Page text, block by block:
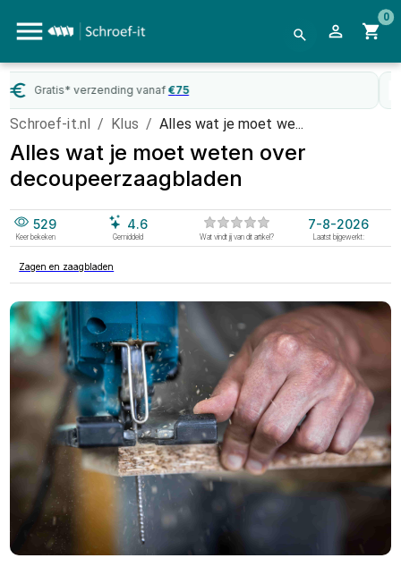
0
WebwinkelKeurgecertificeerd
Schroef-it.nl / Klus / Alles wat je moet we...
Alles wat je moet weten over
decoupeerzaagbladen
529
Keer bekeken
4.6
Gemiddeld Wat vindt jij van dit artikel?
7-8-2026
Laatst bijgewerkt:
Zagen en zaagbladen